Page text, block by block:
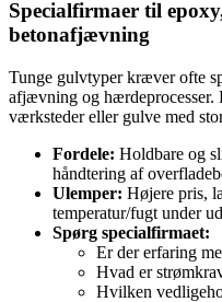
Specialfirmaer til
betonafjævning
Tunge gulvtyper kræver ofte
afjævning og hærdeprocesser.
værksteder eller gulve med
Fordele: Holdbare og
håndtering af
Ulemper: Højere pris,
temperatur/fugt under
Spørg specialfirmaet:
Er der erfaring
Hvad er
Hvilken